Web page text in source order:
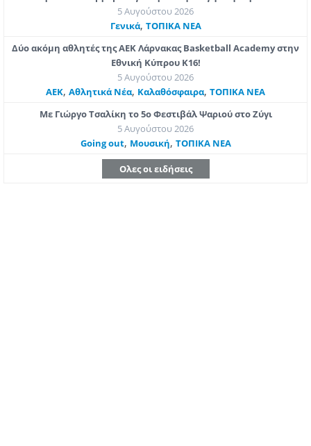
5 Αυγούστου 2026
Γενικά, ΤΟΠΙΚΑ ΝΕΑ
Δύο ακόμη αθλητές της ΑΕΚ Λάρνακας Basketball Academy στην
Εθνική Κύπρου Κ16!
5 Αυγούστου 2026
ΑΕΚ, Αθλητικά Νέα, Καλαθόσφαιρα, ΤΟΠΙΚΑ ΝΕΑ
Με Γιώργο Τσαλίκη το 5ο Φεστιβάλ Ψαριού στο Ζύγι
5 Αυγούστου 2026
Going out, Μουσική, ΤΟΠΙΚΑ ΝΕΑ
Ολες οι ειδήσεις